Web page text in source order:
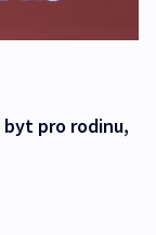
pro rodinu,